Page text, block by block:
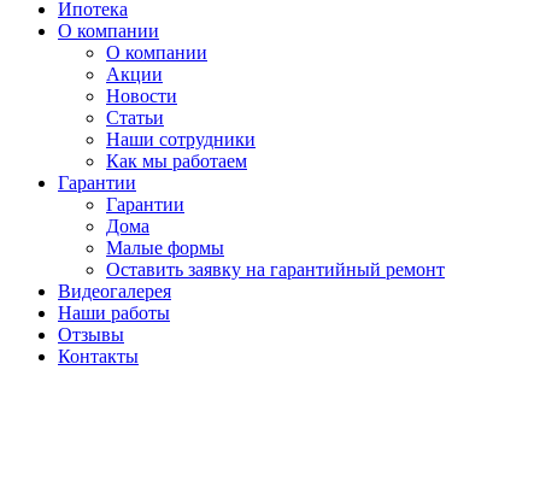
Ипотека
О компании
О компании
Акции
Новости
Статьи
Наши сотрудники
Как мы работаем
Гарантии
Гарантии
Дома
Малые формы
Оставить заявку на гарантийный ремонт
Видеогалерея
Наши работы
Отзывы
Контакты